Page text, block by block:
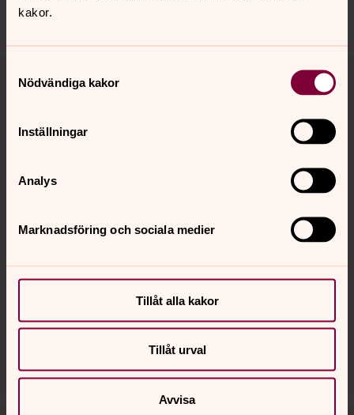
kakor.
Nödvändiga kakor
Inställningar
Analys
Marknadsföring och sociala medier
Tillåt alla kakor
Tillåt urval
Avvisa
Kontakt
Hitta snabbt
Sociala kanaler